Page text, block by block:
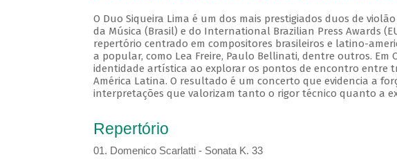
O Duo Siqueira Lima é um dos mais prestigiados duos de
da Música (Brasil) e do International Brazilian Press Awards
repertório centrado em compositores brasileiros e latino-
a popular, como Lea Freire, Paulo Bellinati, dentre outros. Em
identidade artística ao explorar os pontos de encontro entre
América Latina. O resultado é um concerto que evidencia a
interpretações que valorizam tanto o rigor técnico quanto a
Repertório
01. Domenico Scarlatti - Sonata K. 33